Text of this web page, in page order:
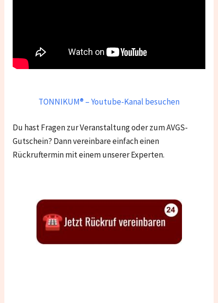
TONNIKUM® – Youtube-Kanal besuchen
Du hast Fragen zur Veranstaltung oder zum AVGS-
Gutschein? Dann vereinbare einfach einen
Rückruftermin mit einem unserer Experten.